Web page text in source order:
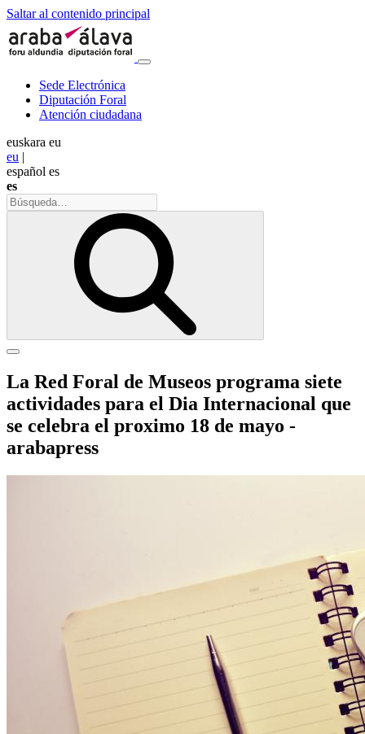
Saltar al contenido principal
Sede Electrónica
Diputación Foral
Atención ciudadana
euskara eu
eu |
español es
es
La Red Foral de Museos programa siete
actividades para el Dia Internacional que
se celebra el proximo 18 de mayo -
arabapress